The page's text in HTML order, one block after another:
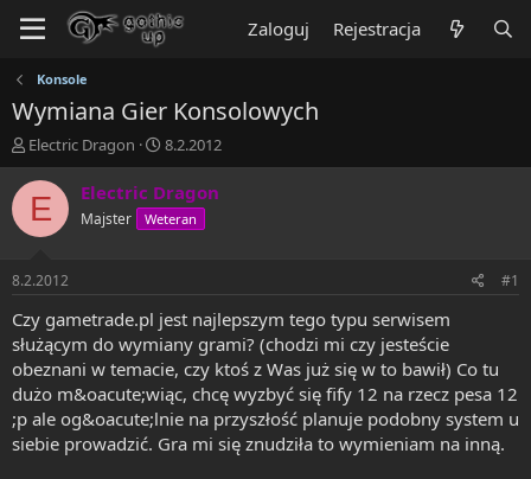
Zaloguj Rejestracja
Konsole
Wymiana Gier Konsolowych
T
h
r
a
s
t
a
r
t
e
r
Electric Dragon
R
o
z
p
o
ę
t
8.2.2012
E Electric Dragon
Majster Weteran
8.2.2012 #1
Czy gametrade.pl jest najlepszym tego typu serwisem
służącym do wymiany grami? (chodzi mi czy jesteście
obeznani w temacie, czy ktoś z Was już się w to bawił) Co tu
dużo m&oacute;wiąc, chcę wyzbyć się fify 12 na rzecz pesa 12
;p ale og&oacute;lnie na przyszłość planuje podobny system u
siebie prowadzić. Gra mi się znudziła to wymieniam na inną.